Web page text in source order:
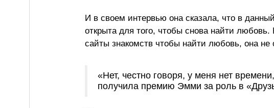
И в своем интервью она сказала, что в
открыта для того, чтобы снова найти
сайты знакомств чтобы найти любовь, она не
«Нет, честно говоря, у меня нет
получила премию Эмми за роль в